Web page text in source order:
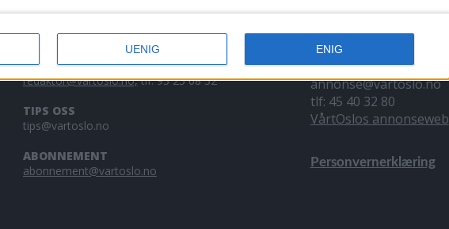
UENIG ENIG
KONTAKT OSS
Redaktør, Vegard Velle
redaktor@vartoslo.no,tlf: 93 25 68 32
TIPS OSS
tips@vartoslo.no
ABONNEMENT
abonnement@vartoslo.no
ANNONSERING
Vil du annonsere?
annonse@vartoslo.no
tlf: 45 40 32 80
VårtOslos annonseweb
Personvernerklæring